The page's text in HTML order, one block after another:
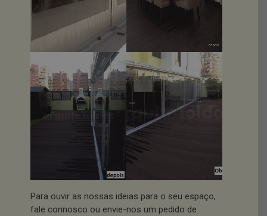
Para ouvir as nossas ideias para o seu espaço,
fale connosco ou envie-nos um pedido de